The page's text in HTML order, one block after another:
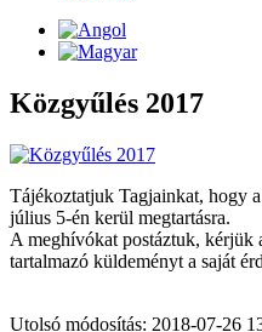
Közgyűlés 2017
Tájékoztatjuk Tagjainkat, hogy
július 5-én kerül megtartásra.
A meghívókat postáztuk, kérjük
tartalmazó küldeményt a saját
Utolsó módosítás: 2018-07-26